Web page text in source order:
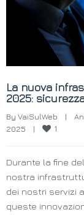
La nuova
2025:
By VaiSulWeb |
2025 | 1
Durante la fine
nostra
dei nostri servizi
queste